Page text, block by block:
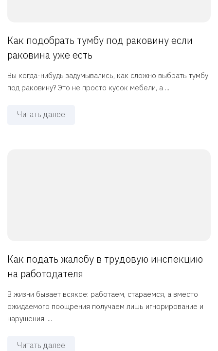
Как подобрать тумбу под раковину если
раковина уже есть
Вы когда-нибудь задумывались, как сложно выбрать тумбу
под раковину? Это не просто кусок мебели, а ...
Читать далее
Как подать жалобу в трудовую инспекцию
на работодателя
В жизни бывает всякое: работаем, стараемся, а вместо
ожидаемого поощрения получаем лишь игнорирование и
нарушения. ...
Читать далее